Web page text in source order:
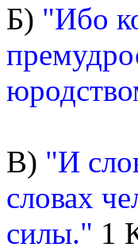
Б) "Ибо
В) "И
словах
силы." 1